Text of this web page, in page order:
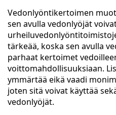
Vedonlyöntikertoimen
sen avulla vedonlyöjät
tärkeää, koska sen avulla
parhaat kertoimet
voittomahdollisuuksiaan.
ymmärtää eikä vaadi
joten sitä voivat käyttää
vedonlyöjät.